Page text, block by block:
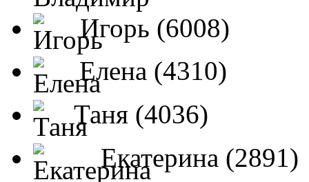
Игорь (6008)
Елена (4310)
Таня (4036)
Екатерина (2891)